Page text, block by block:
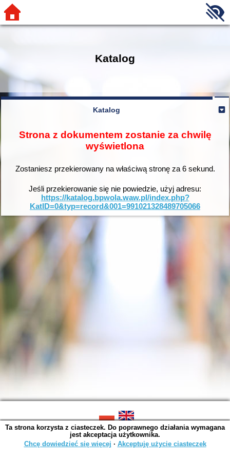
Katalog
Katalog
Strona z dokumentem zostanie za chwilę
wyświetlona
Zostaniesz przekierowany na właściwą stronę za 6sekund.
Jeśli przekierowanie się nie powiedzie, użyj adresu:
https://katalog.bpwola.waw.pl/index.php?
KatID=0&typ=record&001=991021328489705066
SOWA OPAC v. 6.11.10 (2026-07-24)
Wygenerowano w 0,0035 s.
Ta strona korzysta z ciasteczek. Do poprawnego działania wymagana
jest akceptacja użytkownika.
Chcę dowiedzieć się więcej ∙ Akceptuję użycie ciasteczek